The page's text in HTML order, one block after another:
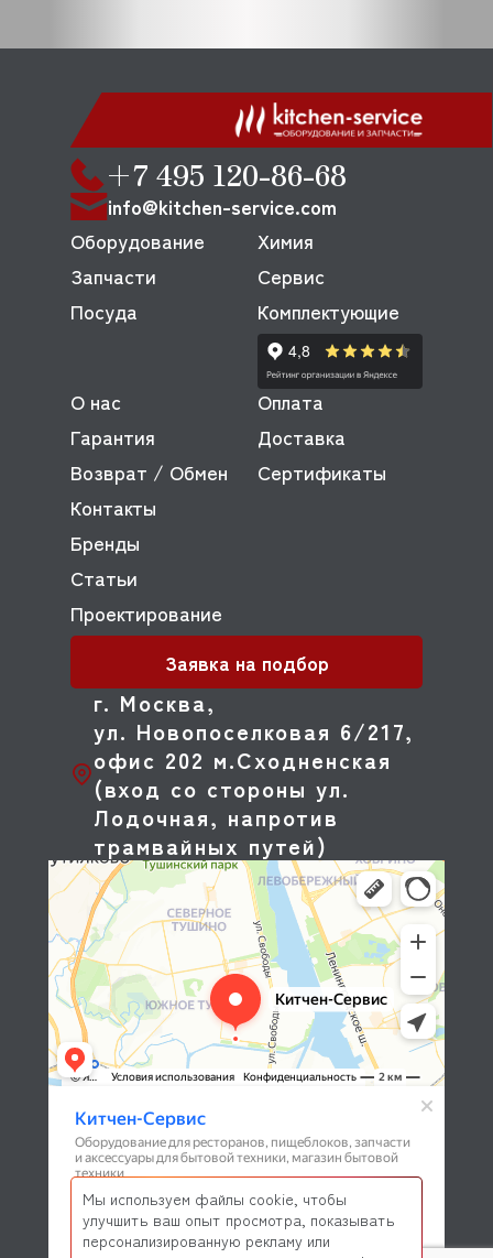
+7 495 120-86-68
info@kitchen-service.com
г. Москва,
ул. Новопоселковая 6/217,
офис 202 м.Сходненская
(вход со стороны ул.
Лодочная, напротив
трамвайных путей)
Оборудование
Запчасти
Посуда
Химия
Сервис
Комплектующие
О нас
Оплата
Гарантия
Доставка
Возврат / Обмен
Сертификаты
Контакты
Бренды
Статьи
Проектирование
Заявка на подбор
Мы используем файлы cookie, чтобы
улучшить ваш опыт просмотра, показывать
персонализированную рекламу или